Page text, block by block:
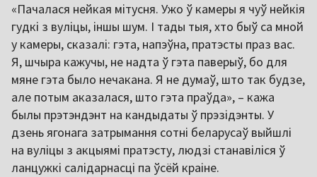
«Пачалася нейкая мітусня. Ужо ў камеры я чуў нейкія
гудкі з вуліцы, іншы шум. І тады тыя, хто быў са мной
у камеры, сказалі: гэта, напэўна, пратэсты праз вас.
Я, шчыра кажучы, не надта ў гэта паверыў, бо для
мяне гэта было нечакана. Я не думаў, што так будзе,
але потым аказалася, што гэта праўда», – кажа
былы прэтэндэнт на кандыдаты ў прэзідэнты. У
дзень ягонага затрымання сотні беларусаў выйшлі
на вуліцы з акцыямі пратэсту, людзі станавіліся ў
ланцужкі салідарнасці па ўсёй краіне.